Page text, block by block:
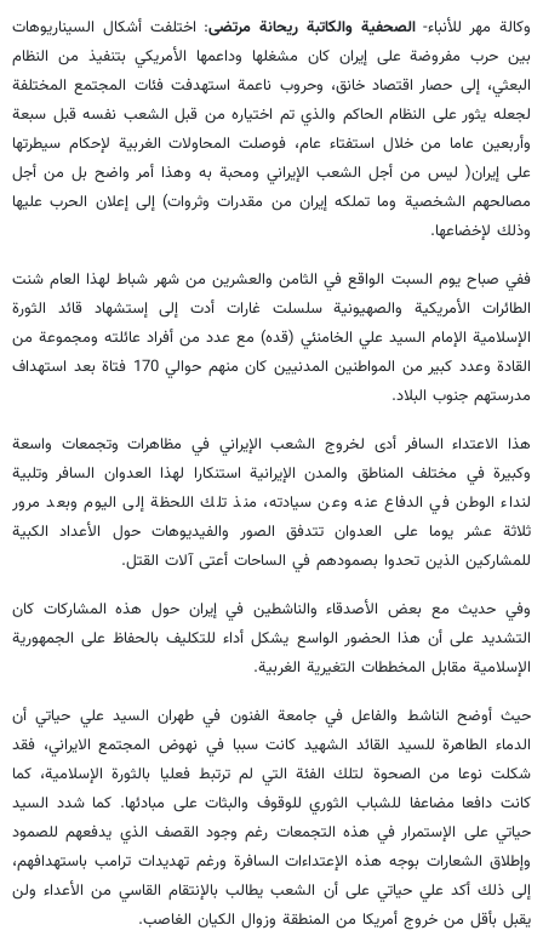
وكالة مهر للأنباء-الصحفية والكاتبة ريحانة مرتضى: اختلفت أشكال السيناريوهات
بين حرب مفروضة على إيران كان مشغلها وداعمها الأمريكي بتنفيذ من النظام
البعثي، إلى حصار اقتصاد خانق، وحروب ناعمة استهدفت فئات المجتمع المختلفة
لجعله يثور على النظام الحاكم والذي تم اختياره من قبل الشعب نفسه قبل سبعة
وأربعين عاما من خلال استفتاء عام، فوصلت المحاولات الغربية لإحكام سيطرتها
على إيران( ليس من أجل الشعب الإيراني ومحبة به وهذا أمر واضح بل من أجل
مصالحهم الشخصية وما تملكه إيران من مقدرات وثروات) إلى إعلان الحرب عليها
وذلك لإخضاعها.
ففي صباح يوم السبت الواقع في الثامن والعشرين من شهر شباط لهذا العام شنت
الطائرات الأمريكية والصهيونية سلسلت غارات أدت إلى إستشهاد قائد الثورة
الإسلامية الإمام السيد علي الخامنئي (قده) مع عدد من أفراد عائلته ومجموعة من
القادة وعدد كبير من المواطنين المدنيين كان منهم حوالي 170 فتاة بعد استهداف
مدرستهم جنوب البلاد.
هذا الاعتداء السافر أدى لخروج الشعب الإيراني في مظاهرات وتجمعات واسعة
وكبيرة في مختلف المناطق والمدن الإيرانية استنكارا لهذا العدوان السافر وتلبية
لنداء الوطن في الدفاع عنه وعن سيادته، منذ تلك اللحظة إلى اليوم وبعد مرور
ثلاثة عشر يوما على العدوان تتدفق الصور والفيديوهات حول الأعداد الكبية
للمشاركين الذين تحدوا بصمودهم في الساحات أعتى آلات القتل.
وفي حديث مع بعض الأصدقاء والناشطين في إيران حول هذه المشاركات كان
التشديد على أن هذا الحضور الواسع يشكل أداء للتكليف بالحفاظ على الجمهورية
الإسلامية مقابل المخططات التغيرية الغربية.
حيث أوضح الناشط والفاعل في جامعة الفنون في طهران السيد علي حياتي أن
الدماء الطاهرة للسيد القائد الشهيد كانت سببا في نهوض المجتمع الايراني، فقد
شكلت نوعا من الصحوة لتلك الفئة التي لم ترتبط فعليا بالثورة الإسلامية، كما
كانت دافعا مضاعفا للشباب الثوري للوقوف والبثات على مبادئها. كما شدد السيد
حياتي على الإستمرار في هذه التجمعات رغم وجود القصف الذي يدفعهم للصمود
وإطلاق الشعارات بوجه هذه الإعتداءات السافرة ورغم تهديدات ترامب باستهدافهم،
إلى ذلك أكد علي حياتي على أن الشعب يطالب بالإنتقام القاسي من الأعداء ولن
يقبل بأقل من خروج أمريكا من المنطقة وزوال الكيان الغاصب.